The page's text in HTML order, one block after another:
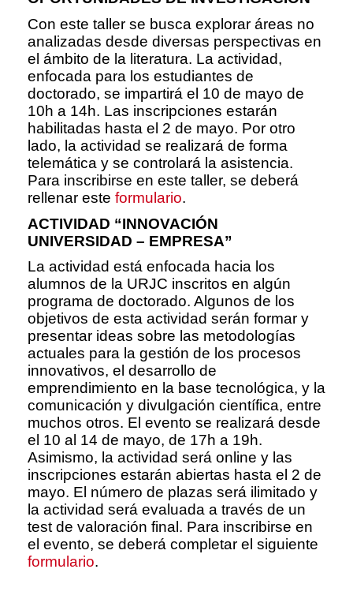
Con este taller se busca explorar áreas no
analizadas desde diversas perspectivas en
el ámbito de la literatura. La actividad,
enfocada para los estudiantes de
doctorado, se impartirá el 10 de mayo de
10h a 14h. Las inscripciones estarán
habilitadas hasta el 2 de mayo. Por otro
lado, la actividad se realizará de forma
telemática y se controlará la asistencia.
Para inscribirse en este taller, se deberá
rellenar este formulario.
ACTIVIDAD “INNOVACIÓN
UNIVERSIDAD – EMPRESA”
La actividad está enfocada hacia los
alumnos de la URJC inscritos en algún
programa de doctorado. Algunos de los
objetivos de esta actividad serán formar y
presentar ideas sobre las metodologías
actuales para la gestión de los procesos
innovativos, el desarrollo de
emprendimiento en la base tecnológica, y la
comunicación y divulgación científica, entre
muchos otros. El evento se realizará desde
el 10 al 14 de mayo, de 17h a 19h.
Asimismo, la actividad será online y las
inscripciones estarán abiertas hasta el 2 de
mayo. El número de plazas será ilimitado y
la actividad será evaluada a través de un
test de valoración final. Para inscribirse en
el evento, se deberá completar el siguiente
formulario.